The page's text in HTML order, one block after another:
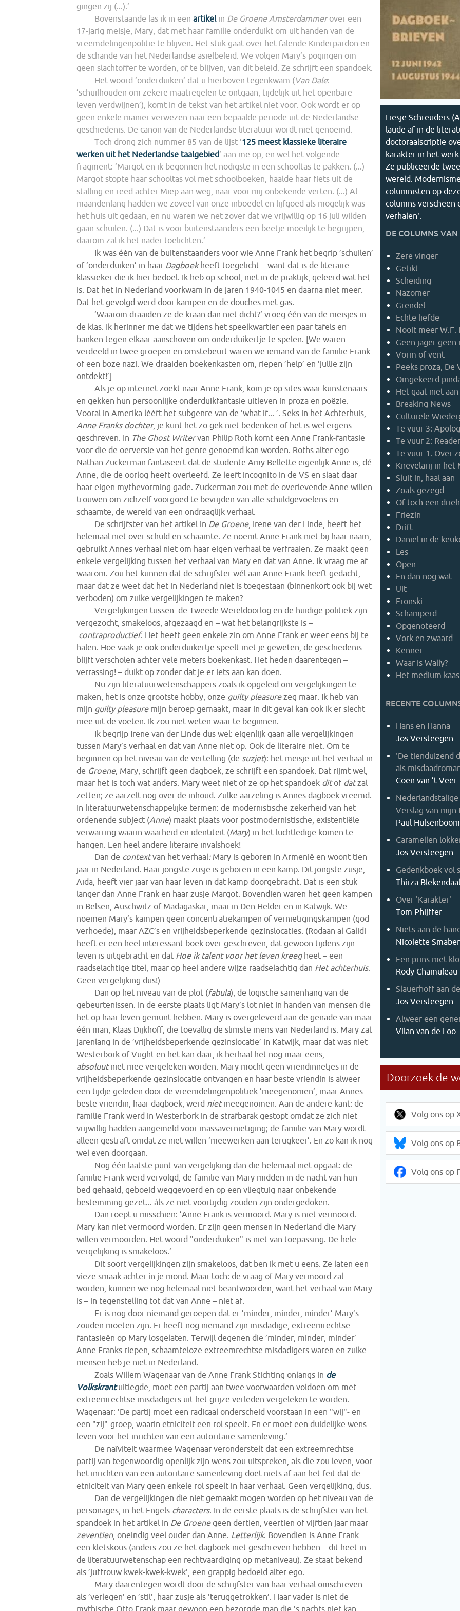
Liesje Schreuders
laude af in de
doctoraalscriptie
karakter in het werk
Ze publiceerde
wereld.
columnisten op
columns verscheen
verhalen'.
DE COLUMNS VAN
Zere vinger
Getikt
Scheiding
Nazomer
Grendel
Echte liefde
Nooit meer W.F.
Geen jager
Vorm of vent
Peeks proza, De
Omgekeerd
Het gaat niet aan
Breaking News
Culturele
Te vuur 3:
Te vuur 2:
Te vuur 1. Over
Knevelarij in het
Sluit in, haal aan
Zoals gezegd
Of toch een
Friezin
Drift
Daniël in de
Les
Open
En dan nog wat
Uit
Fronski
Schamperd
Opgenoteerd
Vork en zwaard
Kenner
Waar is Wally?
Het medium kaas
RECENTE
Hans en Hanna
Jos Versteegen
'De tienduizend
als
Coen van ’t Veer
Verslag van mijn
Paul Hulsenboom
Caramellen
Jos Versteegen
Gedenkboek vol
Thirza Blekendaal
Over 'Karakter'
Tom Phijffer
Niets aan de hand
Nicolette
Een prins met
Rody Chamuleau
Slauerhoff aan
Jos Versteegen
Alweer een
Vilan van de Loo
Volg ons op
Volg ons op
Volg ons op
gingen zij (...).’
Bovenstaande las ik in een artikelin De Groene Amsterdammerover een
17-jarig meisje, Mary, dat met haar familie onderduikt om uit handen van de
vreemdelingenpolitie te blijven. Het stuk gaat over het falende Kinderpardon en
de schande van het Nederlandse asielbeleid. We volgen Mary’s pogingen om
geen slachtoffer te worden, of te blijven, van dit beleid. Ze schrijft een spandoek.
Het woord ’onderduiken’ dat u hierboven tegenkwam (Van Dale:
’schuilhouden om zekere maatregelen te ontgaan, tijdelijk uit het openbare
leven verdwijnen’), komt in de tekst van het artikel niet voor. Ook wordt er op
geen enkele manier verwezen naar een bepaalde periode uit de Nederlandse
geschiedenis. De canon van de Nederlandse literatuur wordt niet genoemd.
Toch drong zich nummer 85 van de lijst ’125 meest klassieke literaire
werken uit het Nederlandse taalgebied’ aan me op, en wel het volgende
fragment: ’Margot en ik begonnen het nodigste in een schooltas te pakken. (...)
Margot stopte haar schooltas vol met schoolboeken, haalde haar fiets uit de
stalling en reed achter Miep aan weg, naar voor mij onbekende verten. (...) Al
maandenlang hadden we zoveel van onze inboedel en lijfgoed als mogelijk was
het huis uit gedaan, en nu waren we net zover dat we vrijwillig op 16 juli wilden
gaan schuilen. (...) Dat is voor buitenstaanders een beetje moeilijk te begrijpen,
daarom zal ik het nader toelichten.’
Ik was één van de buitenstaanders voor wie Anne Frank het begrip ’schuilen’
of ’onderduiken’ in haar Dagboekheeft toegelicht – want dat is de literaire
klassieker die ik hier bedoel. Ik heb op school, niet in de praktijk, geleerd wat het
is. Dat het in Nederland voorkwam in de jaren 1940-1045 en daarna niet meer.
Dat het gevolgd werd door kampen en de douches met gas.
’Waarom draaiden ze de kraan dan niet dicht?’ vroeg één van de meisjes in
de klas. Ik herinner me dat we tijdens het speelkwartier een paar tafels en
banken tegen elkaar aanschoven om onderduikertje te spelen. [We waren
verdeeld in twee groepen en omstebeurt waren we iemand van de familie Frank
of een boze nazi. We draaiden boekenkasten om, riepen ’help’ en ’jullie zijn
ontdekt!’]
Als je op internet zoekt naar Anne Frank, kom je op sites waar kunstenaars
en gekken hun persoonlijke onderduikfantasie uitleven in proza en poëzie.
Vooral in Amerika lééft het subgenre van de ’what if... ’. Seks in het Achterhuis,
Anne Franks dochter, je kunt het zo gek niet bedenken of het is wel ergens
geschreven. In The Ghost Writervan Philip Roth komt een Anne Frank-fantasie
voor die de oerversie van het genre genoemd kan worden. Roths alter ego
Nathan Zuckerman fantaseert dat de studente Amy Bellette eigenlijk Anne is, dé
Anne, die de oorlog heeft overleefd. Ze leeft incognito in de VS en slaat daar
haar eigen mythevorming gade. Zuckerman zou met de overlevende Anne willen
trouwen om zichzelf voorgoed te bevrijden van alle schuldgevoelens en
schaamte, de wereld van een ondraaglijk verhaal.
De schrijfster van het artikel in De Groene, Irene van der Linde, heeft het
helemaal niet over schuld en schaamte. Ze noemt Anne Frank niet bij haar naam,
gebruikt Annes verhaal niet om haar eigen verhaal te verfraaien. Ze maakt geen
enkele vergelijking tussen het verhaal van Mary en dat van Anne. Ik vraag me af
waarom. Zou het kunnen dat de schrijfster wél aan Anne Frank heeft gedacht,
maar dat ze weet dat het in Nederland niet is toegestaan (binnenkort ook bij wet
verboden) om zulke vergelijkingen te maken?
Vergelijkingen tussen de Tweede Wereldoorlog en de huidige politiek zijn
vergezocht, smakeloos, afgezaagd en – wat het belangrijkste is –
contraproductief. Het heeft geen enkele zin om Anne Frank er weer eens bij te
halen. Hoe vaak je ook onderduikertje speelt met je geweten, de geschiedenis
blijft verscholen achter vele meters boekenkast. Het heden daarentegen –
verrassing! – duikt op zonder dat je er iets aan kan doen.
Nu zijn literatuurwetenschappers zoals ik opgeleid om vergelijkingen te
maken, het is onze grootste hobby, onze guilty pleasurezeg maar. Ik heb van
mijn guilty pleasure mijn beroep gemaakt, maar in dit geval kan ook ik er slecht
mee uit de voeten. Ik zou niet weten waar te beginnen.
Ik begrijp Irene van der Linde dus wel: eigenlijk gaan alle vergelijkingen
tussen Mary’s verhaal en dat van Anne niet op. Ook de literaire niet. Om te
beginnen op het niveau van de vertelling (de suzjet): het meisje uit het verhaal in
de Groene, Mary, schrijft geen dagboek, ze schrijft een spandoek. Dat rijmt wel,
maar het is toch wat anders. Mary weet niet of ze op het spandoek ditof datzal
zetten; ze aarzelt nog over de inhoud. Zulke aarzeling is Annes dagboek vreemd.
In literatuurwetenschappelijke termen: de modernistische zekerheid van het
ordenende subject (Anne) maakt plaats voor postmodernistische, existentiële
verwarring waarin waarheid en identiteit (Mary) in het luchtledige komen te
hangen. Een heel andere literaire invalshoek!
Dan de contextvan het verhaal: Mary is geboren in Armenië en woont tien
jaar in Nederland. Haar jongste zusje is geboren in een kamp. Dit jongste zusje,
Aida, heeft vier jaar van haar leven in dat kamp doorgebracht. Dat is een stuk
langer dan Anne Frank en haar zusje Margot. Bovendien waren het geen kampen
in Belsen, Auschwitz of Madagaskar, maar in Den Helder en in Katwijk. We
noemen Mary’s kampen geen concentratiekampen of vernietigingskampen (god
verhoede), maar AZC’s en vrijheidsbeperkende gezinslocaties. (Rodaan al Galidi
heeft er een heel interessant boek over geschreven, dat gewoon tijdens zijn
leven is uitgebracht en dat Hoe ik talent voor het leven kreegheet – een
raadselachtige titel, maar op heel andere wijze raadselachtig dan Het achterhuis.
Geen vergelijking dus!)
Dan op het niveau van de plot (fabula), de logische samenhang van de
gebeurtenissen. In de eerste plaats ligt Mary’s lot niet in handen van mensen die
het op haar leven gemunt hebben. Mary is overgeleverd aan de genade van maar
één man, Klaas Dijkhoff, die toevallig de slimste mens van Nederland is. Mary zat
jarenlang in de ’vrijheidsbeperkende gezinslocatie’ in Katwijk, maar dat was niet
Westerbork of Vught en het kan daar, ik herhaal het nog maar eens,
absoluutniet mee vergeleken worden. Mary mocht geen vriendinnetjes in de
vrijheidsbeperkende gezinslocatie ontvangen en haar beste vriendin is alweer
een tijdje geleden door de vreemdelingenpolitiek ’meegenomen’, maar Annes
beste vriendin, haar dagboek, werd nietmeegenomen. Aan de andere kant: de
familie Frank werd in Westerbork in de strafbarak gestopt omdat ze zich niet
vrijwillig hadden aangemeld voor massavernietiging; de familie van Mary wordt
alleen gestraft omdat ze niet willen ’meewerken aan terugkeer’. En zo kan ik nog
wel even doorgaan.
Nog één laatste punt van vergelijking dan die helemaal niet opgaat: de
familie Frank werd vervolgd, de familie van Mary midden in de nacht van hun
bed gehaald, geboeid weggevoerd en op een vliegtuig naar onbekende
bestemming gezet... áls ze niet voortijdig zouden zijn ondergedoken.
Dan roept u misschien: ’Anne Frank is vermoord. Mary is niet vermoord.
Mary kan niet vermoord worden. Er zijn geen mensen in Nederland die Mary
willen vermoorden. Het woord "onderduiken" is niet van toepassing. De hele
vergelijking is smakeloos.’
Dit soort vergelijkingen zijn smakeloos, dat ben ik met u eens. Ze laten een
vieze smaak achter in je mond. Maar toch: de vraag of Mary vermoord zal
worden, kunnen we nog helemaal niet beantwoorden, want het verhaal van Mary
is – in tegenstelling tot dat van Anne – niet af.
Er is nog door niemand geroepen dat er ’minder, minder, minder’ Mary’s
zouden moeten zijn. Er heeft nog niemand zijn misdadige, extreemrechtse
fantasieën op Mary losgelaten. Terwijl degenen die ’minder, minder, minder’
Anne Franks riepen, schaamteloze extreemrechtse misdadigers waren en zulke
mensen heb je niet in Nederland.
Zoals Willem Wagenaar van de Anne Frank Stichting onlangs in de
Volkskrantuitlegde, moet een partij aan twee voorwaarden voldoen om met
extreemrechtse misdadigers uit het grijze verleden vergeleken te worden.
Wagenaar: ’De partij moet een radicaal onderscheid voorstaan in een "wij"- en
een "zij"-groep, waarin etniciteit een rol speelt. En er moet een duidelijke wens
leven voor het inrichten van een autoritaire samenleving.’
De naïviteit waarmee Wagenaar veronderstelt dat een extreemrechtse
partij van tegenwoordig openlijk zijn wens zou uitspreken, als die zou leven, voor
het inrichten van een autoritaire samenleving doet niets af aan het feit dat de
etniciteit van Mary geen enkele rol speelt in haar verhaal. Geen vergelijking, dus.
Dan de vergelijkingen die niet gemaakt mogen worden op het niveau van de
personages, in het Engels characters. In de eerste plaats is de schrijfster van het
spandoek in het artikel in De Groenegeen dertien, veertien of vijftien jaar maar
zeventien, oneindig veel ouder dan Anne. Letterlijk. Bovendien is Anne Frank
een kletskous (anders zou ze het dagboek niet geschreven hebben – dit heet in
de literatuurwetenschap een rechtvaardiging op metaniveau). Ze staat bekend
als ’juffrouw kwek-kwek-kwek’, een grappig bedoeld alter ego.
Mary daarentegen wordt door de schrijfster van haar verhaal omschreven
als ’verlegen’ en ’stil’, haar zusje als ’teruggetrokken’. Haar vader is niet de
mythische Otto Frank maar gewoon een bezorgde man die ’s nachts niet kan